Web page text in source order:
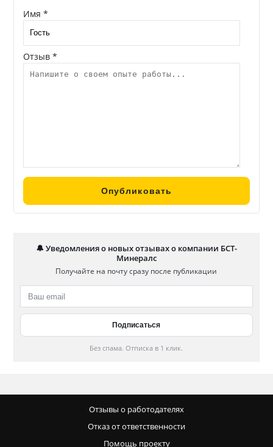
Имя *
Отзыв *
🔔 Уведомления о новых отзывах о компании БСТ-
Минералс
Получайте на почту сразу после публикации
Без спама. Отписка в 1 клик.
Отзывы о работодателях
Отказ от ответственности
Помощь проекту